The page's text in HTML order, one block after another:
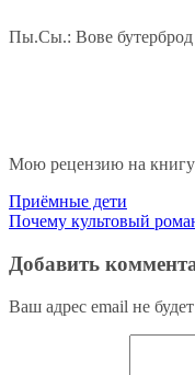
Пы.Сы.: Вове бутерброд
Мою рецензию на
Навигация
по
записям
Приёмные дети
Почему культовый
Добавить
Ваш адрес email не